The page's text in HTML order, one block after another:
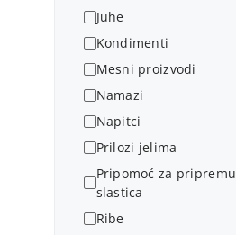
Juhe
Kondimenti
Mesni proizvodi
Namazi
Napitci
Prilozi jelima
Pripomoć za pripremu
slastica
Ribe